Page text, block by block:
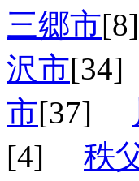
三郷市
沢市
市[37]
[4] 秩